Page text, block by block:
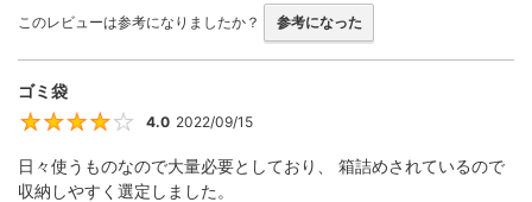
このレビューは参考になりましたか？ 参考になった
ゴミ袋
4
4.0 2022/09/15
日々使うものなので大量必要としており、 箱詰めされているので
収納しやすく選定しました。